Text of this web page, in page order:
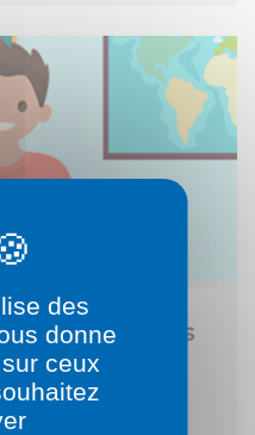
et étudiants
des
donne
ceux